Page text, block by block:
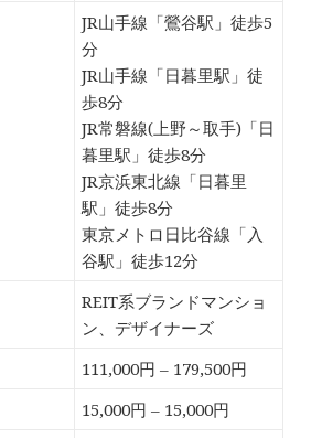
JR山手線「鶯谷駅」徒歩5
分
JR山手線「日暮里駅」徒
歩8分
JR常磐線(上野～取手)「日
暮里駅」徒歩8分
JR京浜東北線「日暮里
駅」徒歩8分
東京メトロ日比谷線「入
谷駅」徒歩12分
REIT系ブランドマンショ
ン、デザイナーズ
111,000円 – 179,500円
15,000円 – 15,000円